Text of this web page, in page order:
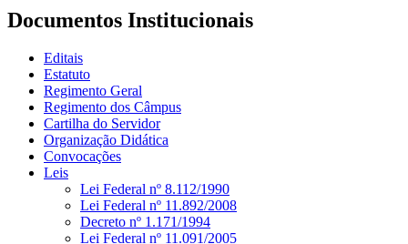
Documentos Institucionais
Editais
Estatuto
Regimento Geral
Regimento dos Câmpus
Cartilha do Servidor
Organização Didática
Convocações
Leis
Lei Federal nº 8.112/1990
Lei Federal nº 11.892/2008
Decreto nº 1.171/1994
Lei Federal nº 11.091/2005